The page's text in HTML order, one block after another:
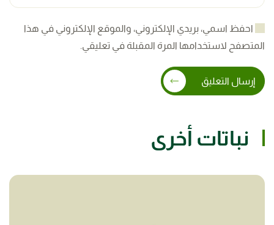
احفظ اسمي، بريدي الإلكتروني، والموقع الإلكتروني في هذا
المتصفح لاستخدامها المرة المقبلة في تعليقي.
إرسال التعليق
نباتات أخرى